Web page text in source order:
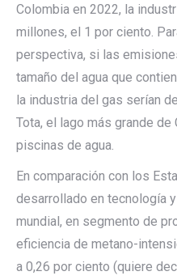
Colombia en 2022, la
millones, el 1 por ciento.
perspectiva, si las
tamaño del agua que
la industria del gas serían
Tota, el lago más grande de
piscinas de agua.
En comparación con los
desarrollado en tecnología
mundial, en segmento de
eficiencia de metano-
a 0,26 por ciento (quiere